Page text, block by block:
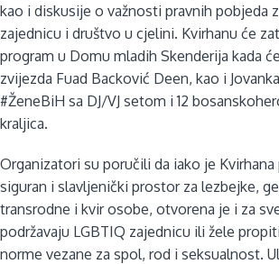
kao i diskusije o važnosti pravnih pobjeda
zajednicu i društvo u cjelini. Kvirhanu će
program u Domu mladih Skenderija kada
zvijezda Fuad Backović Deen, kao i
#ŽeneBiH sa DJ/VJ setom i 12
kraljica.
Organizatori su poručili da iako je
siguran i slavljenički prostor za lezbejke,
transrodne i kvir osobe, otvorena je i za
podržavaju LGBTIQ zajednicu ili žele
norme vezane za spol, rod i seksualnost.